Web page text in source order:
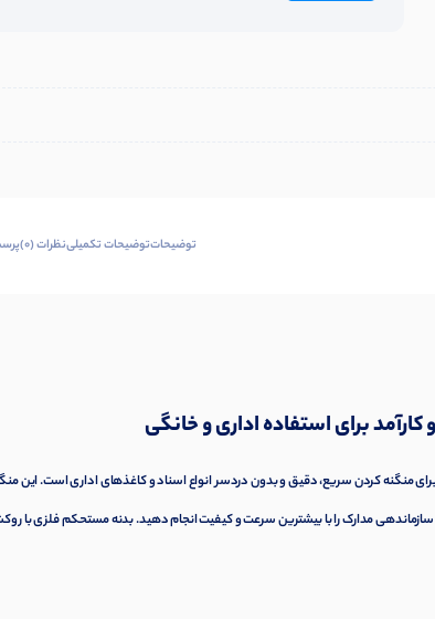
توضیحاتتوضیحات تکمیلینظرات (0)
منگنه کردن سریع، دقیق و بدون دردسر انواع اسناد و کاغذهای اداری است. این
کارهای بایگانی و سازماندهی مدارک را با بیشترین سرعت و کیفیت انجام دهید. بدنه مستحکم فلزی با